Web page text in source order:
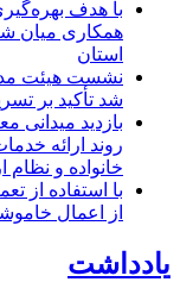
با هدف
همكاری میان
استان
نشست هیئت
شد تأکید بر
بازدید میدانی
روند ارائه
خانواده و
از اعمال
یادداشت